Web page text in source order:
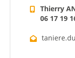
Thierry
06 17 19